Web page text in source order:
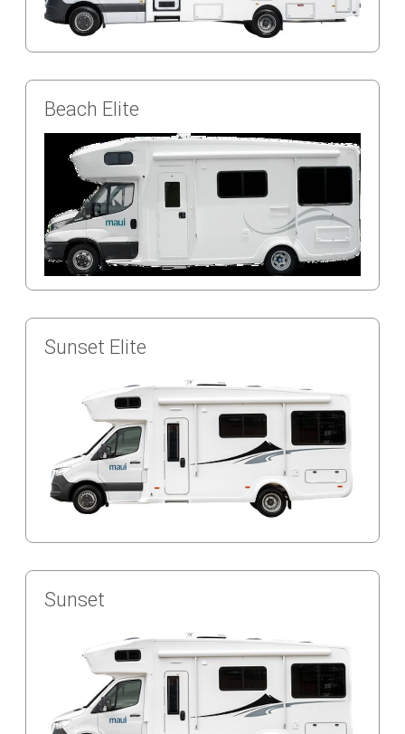
Beach Elite
Sunset Elite
Sunset